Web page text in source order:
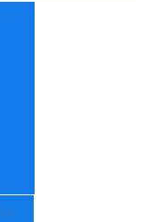
Jue